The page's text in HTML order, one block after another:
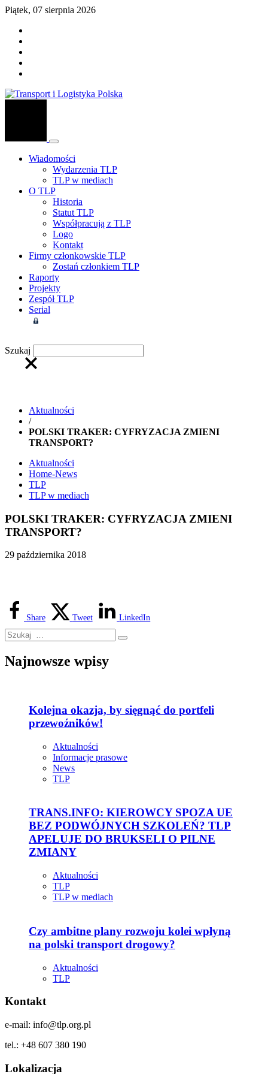
Piątek, 07 sierpnia 2026
Wiadomości
Wydarzenia TLP
TLP w mediach
O TLP
Historia
Statut TLP
Współpracują z TLP
Logo
Kontakt
Firmy członkowskie TLP
Zostań członkiem TLP
Raporty
Projekty
Zespół TLP
Serial
Szukaj
Aktualności
/
POLSKI TRAKER: CYFRYZACJA ZMIENI
TRANSPORT?
Aktualności
Home-News
TLP
TLP w mediach
POLSKI TRAKER: CYFRYZACJA ZMIENI
TRANSPORT?
29 października 2018
Share Tweet LinkedIn
Najnowsze wpisy
Kolejna okazja, by sięgnąć do portfeli
przewoźników!
Aktualności
Informacje prasowe
News
TLP
TRANS.INFO: KIEROWCY SPOZA UE
BEZ PODWÓJNYCH SZKOLEŃ? TLP
APELUJE DO BRUKSELI O PILNE
ZMIANY
Aktualności
TLP
TLP w mediach
Czy ambitne plany rozwoju kolei wpłyną
na polski transport drogowy?
Aktualności
TLP
Kontakt
e-mail: info@tlp.org.pl
tel.: +48 607 380 190
Lokalizacja